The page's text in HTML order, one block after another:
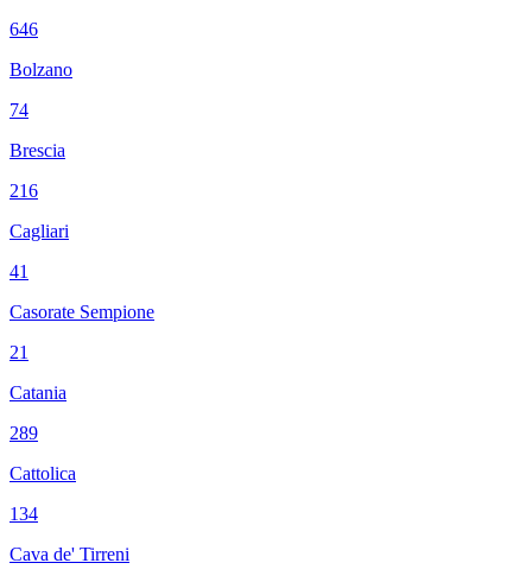
646
Bolzano
74
Brescia
216
Cagliari
41
Casorate Sempione
21
Catania
289
Cattolica
134
Cava de' Tirreni